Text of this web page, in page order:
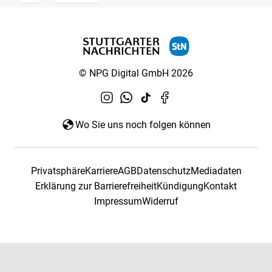
© NPG Digital GmbH 2026
Wo Sie uns noch folgen können
PrivatsphäreKarriereAGBDatenschutzMediadaten
Erklärung zur BarrierefreiheitKündigungKontakt
ImpressumWiderruf